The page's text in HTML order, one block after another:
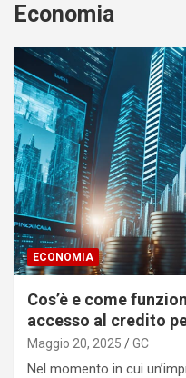
Economia
ECONOMIA
Cos’è e come
accesso al credito
Maggio 20, 2025 GC
Nel momento in cui